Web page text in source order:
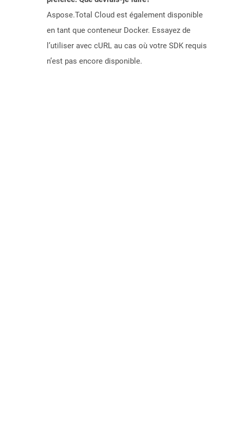
Aspose.Total Cloud est également disponible
en tant que conteneur Docker. Essayez de
l’utiliser avec cURL au cas où votre SDK requis
n’est pas encore disponible.